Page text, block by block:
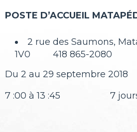
POSTE D’ACCUEIL
2 rue des Saumons,
1V0 418 865-2080
Du 2 au 29 septembre 2018
7 :00 à 13 :45 7